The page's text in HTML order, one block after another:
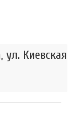
ул. Киевская